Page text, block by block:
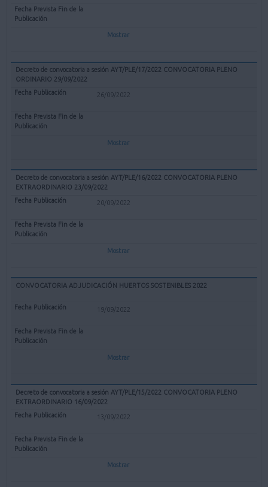
Mostrar
Decreto de convocatoria a sesión AYT/PLE/17/2022 CONVOCATORIA PLENO
ORDINARIO 29/09/2022
26/09/2022
Mostrar
Decreto de convocatoria a sesión AYT/PLE/16/2022 CONVOCATORIA PLENO
EXTRAORDINARIO 23/09/2022
20/09/2022
Mostrar
CONVOCATORIA ADJUDICACIÓN HUERTOS SOSTENIBLES 2022
19/09/2022
Mostrar
Decreto de convocatoria a sesión AYT/PLE/15/2022 CONVOCATORIA PLENO
EXTRAORDINARIO 16/09/2022
13/09/2022
Mostrar